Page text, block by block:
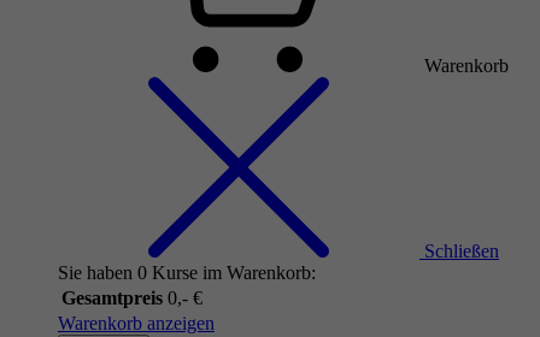
Warenkorb
Schließen
Sie haben 0 Kurse im Warenkorb:
Gesamtpreis 0,- €
Warenkorb anzeigen